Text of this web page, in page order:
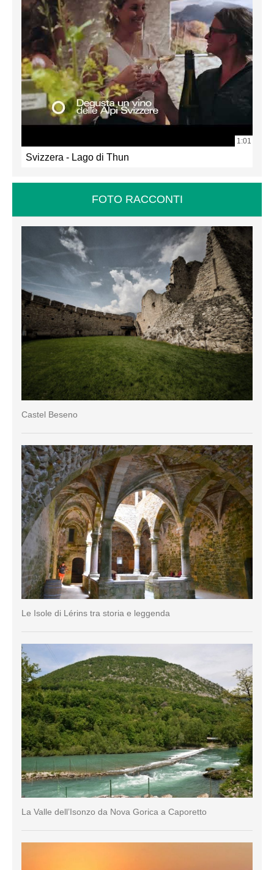
1:01
Svizzera - Lago di Thun
FOTO RACCONTI
Castel Beseno
Le Isole di Lérins tra storia e leggenda
La Valle dell’Isonzo da Nova Gorica a Caporetto